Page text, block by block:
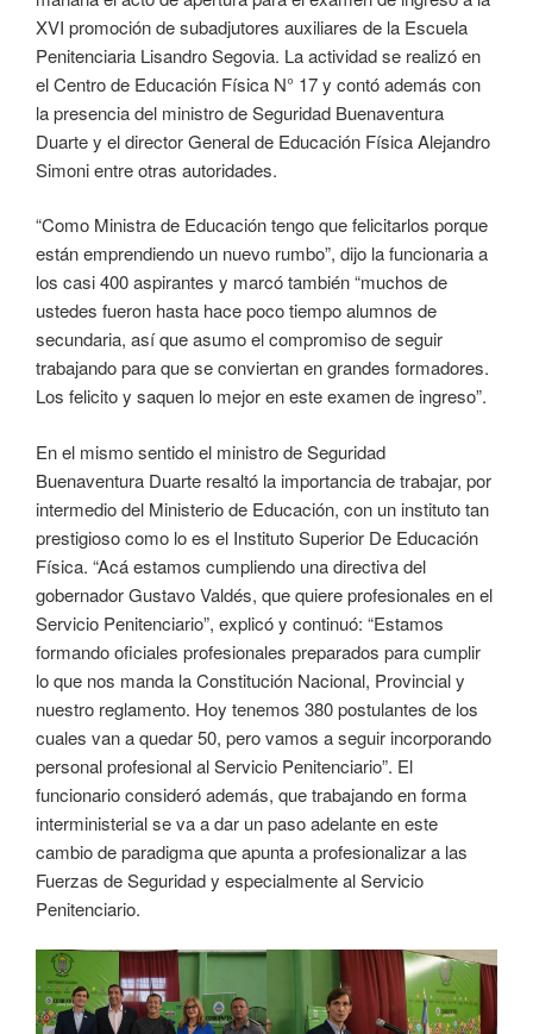
XVI promoción de subadjutores auxiliares de la Escuela
Penitenciaria Lisandro Segovia. La actividad se realizó en
el Centro de Educación Física N° 17 y contó además con
la presencia del ministro de Seguridad Buenaventura
Duarte y el director General de Educación Física Alejandro
Simoni entre otras autoridades.
“Como Ministra de Educación tengo que felicitarlos porque
están emprendiendo un nuevo rumbo”, dijo la funcionaria a
los casi 400 aspirantes y marcó también “muchos de
ustedes fueron hasta hace poco tiempo alumnos de
secundaria, así que asumo el compromiso de seguir
trabajando para que se conviertan en grandes formadores.
Los felicito y saquen lo mejor en este examen de ingreso”.
En el mismo sentido el ministro de Seguridad
Buenaventura Duarte resaltó la importancia de trabajar, por
intermedio del Ministerio de Educación, con un instituto tan
prestigioso como lo es el Instituto Superior De Educación
Física. “Acá estamos cumpliendo una directiva del
gobernador Gustavo Valdés, que quiere profesionales en el
Servicio Penitenciario”, explicó y continuó: “Estamos
formando oficiales profesionales preparados para cumplir
lo que nos manda la Constitución Nacional, Provincial y
nuestro reglamento. Hoy tenemos 380 postulantes de los
cuales van a quedar 50, pero vamos a seguir incorporando
personal profesional al Servicio Penitenciario”. El
funcionario consideró además, que trabajando en forma
interministerial se va a dar un paso adelante en este
cambio de paradigma que apunta a profesionalizar a las
Fuerzas de Seguridad y especialmente al Servicio
Penitenciario.